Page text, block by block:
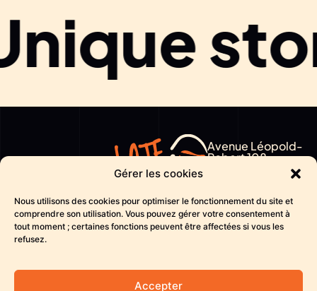
Gérer les cookies
Nous utilisons des cookies pour optimiser le fonctionnement du site et
comprendre son utilisation. Vous pouvez gérer votre consentement à
tout moment ; certaines fonctions peuvent être affectées si vous les
refusez.
Accepter
Avenue Léopold-
Robert 108
2300 La Chaux-
CH
the
movementhello@late-